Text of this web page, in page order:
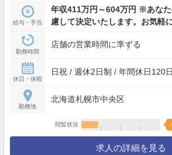
給与・手当
年収411万円～604万円 ※あな
慮して決定いたします。お気軽
勤務時間
店舗の営業時間に準ずる
休日・休暇
日祝 / 週休2日制 / 年間休日120日
勤務地
北海道札幌市中央区
閲覧状況
求人の詳細を見る